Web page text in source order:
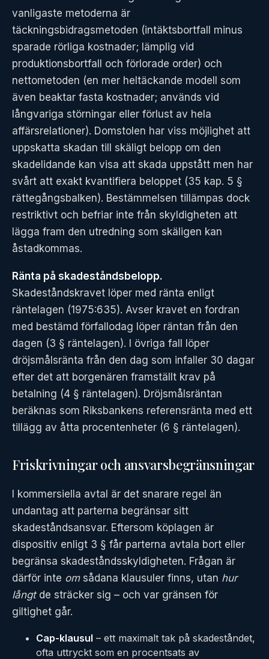
vanligaste metoderna är
täckningsbidragsmetoden (intäktsbortfall minus
sparade rörliga kostnader; lämplig vid
produktionsbortfall och förlorade order) och
nettometoden (en mer heltäckande modell som
även beaktar fasta kostnader; används vid
långvariga störningar eller förlust av hela
affärsrelationer). Domstolen har viss möjlighet att
uppskatta skadan till skäligt belopp om den
skadelidande kan visa att skada uppstått men har
svårt att exakt kvantifiera beloppet (35 kap. 5 §
rättegångsbalken). Bestämmelsen tillämpas dock
restriktivt och befriar inte från skyldigheten att
lägga fram den utredning som skäligen kan
åstadkommas.
Ränta på skadeståndsbelopp.
Skadeståndskravet löper med ränta enligt
räntelagen (1975:635). Avser kravet en fordran
med bestämd förfallodag löper räntan från den
dagen (3 § räntelagen). I övriga fall löper
dröjsmålsränta från den dag som infaller 30 dagar
efter det att borgenären framställt krav på
betalning (4 § räntelagen). Dröjsmålsräntan
beräknas som Riksbankens referensränta med ett
tillägg av åtta procentenheter (6 § räntelagen).
Friskrivningar och ansvarsbegränsningar
I kommersiella avtal är det snarare regel än
undantag att parterna begränsar sitt
skadeståndsansvar. Eftersom köplagen är
dispositiv enligt 3 § får parterna avtala bort eller
begränsa skadeståndsskyldigheten. Frågan är
därför inte omsådana klausuler finns, utan hur
långtde sträcker sig – och var gränsen för
giltighet går.
Cap-klausul – ett maximalt tak på skadeståndet,
ofta uttryckt som en procentsats av